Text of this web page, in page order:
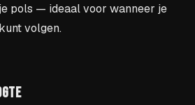
pols — ideaal voor wanneer je
volgen.